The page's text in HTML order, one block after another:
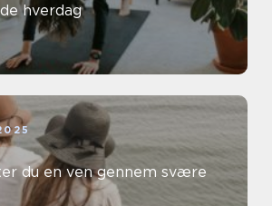
hverdag
du en ven gennem svære